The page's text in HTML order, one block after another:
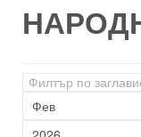
Филтър
по
заглавие